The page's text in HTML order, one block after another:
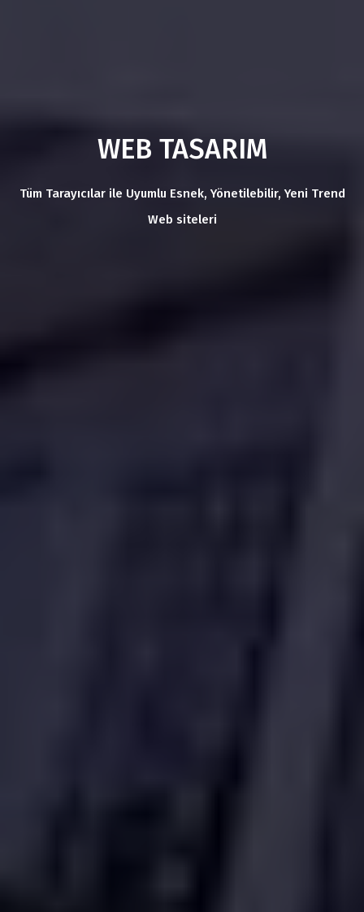
WEB TASARIM
Tüm Tarayıcılar ile Uyumlu Esnek, Yönetilebilir, Yeni Trend
Web siteleri